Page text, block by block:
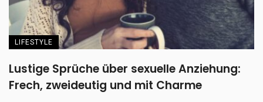
LIFESTYLE
Lustige Sprüche über sexuelle Anziehung:
Frech, zweideutig und mit Charme